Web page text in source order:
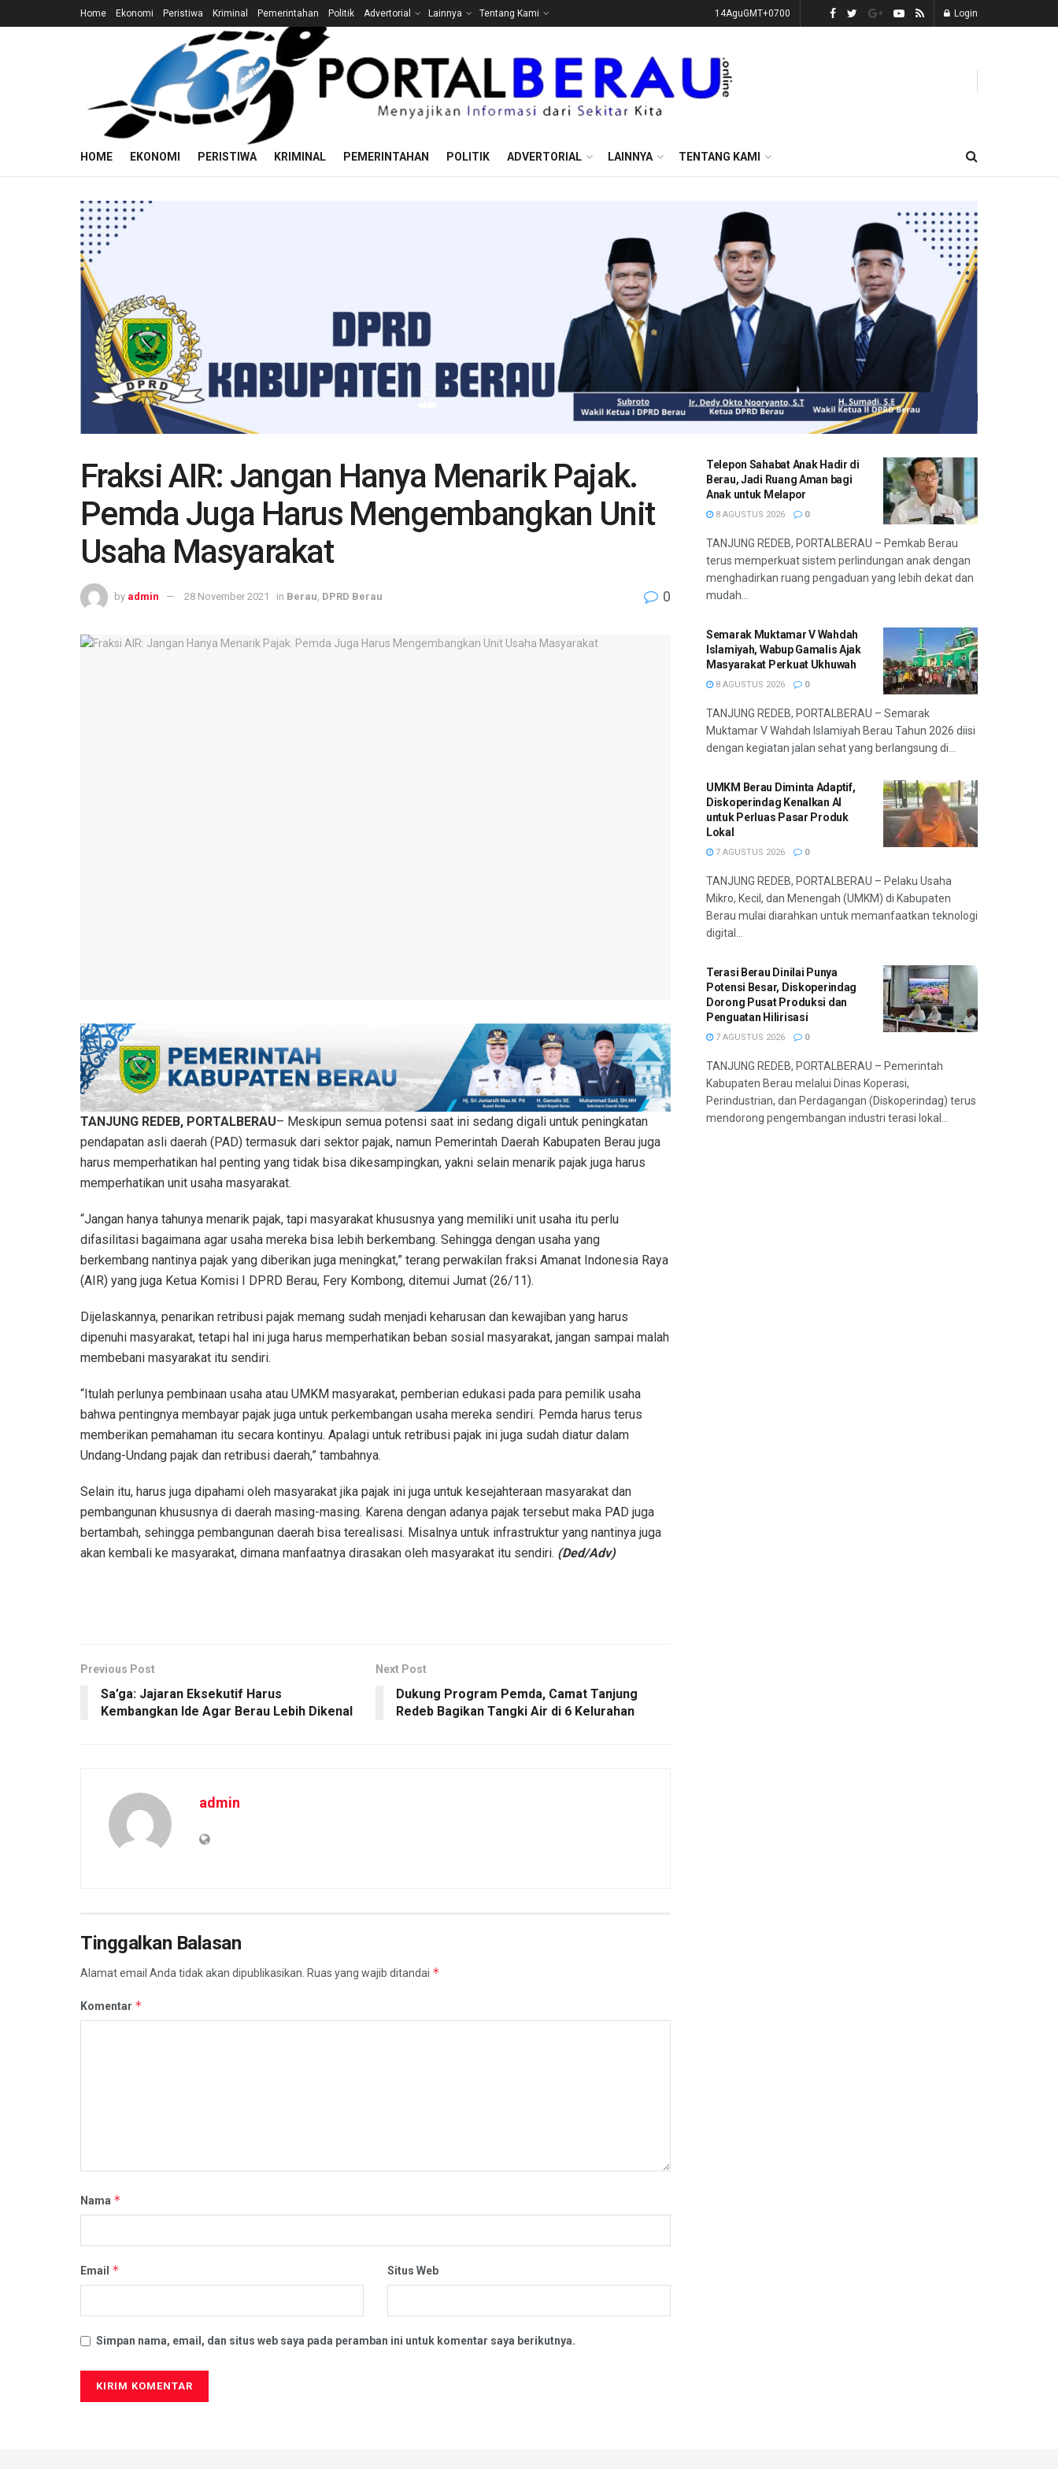
Home Ekonomi Peristiwa Kriminal Pemerintahan Politik Advertorial Lainnya Tentang Kami 14AguGMT+0700 Login
HOME EKONOMI PERISTIWA KRIMINAL PEMERINTAHAN POLITIK ADVERTORIAL LAINNYA TENTANG KAMI
Fraksi AIR: Jangan Hanya Menarik Pajak.
Pemda Juga Harus Mengembangkan Unit
Usaha Masyarakat
by admin 28 November 2021 in Berau, DPRD Berau 0
TANJUNG REDEB, PORTALBERAU– Meskipun semua potensi saat ini sedang digali untuk peningkatan
pendapatan asli daerah (PAD) termasuk dari sektor pajak, namun Pemerintah Daerah Kabupaten Berau juga
harus memperhatikan hal penting yang tidak bisa dikesampingkan, yakni selain menarik pajak juga harus
memperhatikan unit usaha masyarakat.
“Jangan hanya tahunya menarik pajak, tapi masyarakat khususnya yang memiliki unit usaha itu perlu
difasilitasi bagaimana agar usaha mereka bisa lebih berkembang. Sehingga dengan usaha yang
berkembang nantinya pajak yang diberikan juga meningkat,” terang perwakilan fraksi Amanat Indonesia Raya
(AIR) yang juga Ketua Komisi I DPRD Berau, Fery Kombong, ditemui Jumat (26/11).
Dijelaskannya, penarikan retribusi pajak memang sudah menjadi keharusan dan kewajiban yang harus
dipenuhi masyarakat, tetapi hal ini juga harus memperhatikan beban sosial masyarakat, jangan sampai malah
membebani masyarakat itu sendiri.
“Itulah perlunya pembinaan usaha atau UMKM masyarakat, pemberian edukasi pada para pemilik usaha
bahwa pentingnya membayar pajak juga untuk perkembangan usaha mereka sendiri. Pemda harus terus
memberikan pemahaman itu secara kontinyu. Apalagi untuk retribusi pajak ini juga sudah diatur dalam
Undang-Undang pajak dan retribusi daerah,” tambahnya.
Selain itu, harus juga dipahami oleh masyarakat jika pajak ini juga untuk kesejahteraan masyarakat dan
pembangunan khususnya di daerah masing-masing. Karena dengan adanya pajak tersebut maka PAD juga
bertambah, sehingga pembangunan daerah bisa terealisasi. Misalnya untuk infrastruktur yang nantinya juga
akan kembali ke masyarakat, dimana manfaatnya dirasakan oleh masyarakat itu sendiri. (Ded/Adv)
Previous Post
Sa’ga: Jajaran Eksekutif Harus
Kembangkan Ide Agar Berau Lebih Dikenal
Next Post
Dukung Program Pemda, Camat Tanjung
Redeb Bagikan Tangki Air di 6 Kelurahan
admin
Tinggalkan Balasan
Alamat email Anda tidak akan dipublikasikan. Ruas yang wajib ditandai *
Komentar *
Nama *
Email * Situs Web
Simpan nama, email, dan situs web saya pada peramban ini untuk komentar saya berikutnya.
Telepon Sahabat Anak Hadir di
Berau, Jadi Ruang Aman bagi
Anak untuk Melapor
8 AGUSTUS 2026 0
TANJUNG REDEB, PORTALBERAU – Pemkab Berau
terus memperkuat sistem perlindungan anak dengan
menghadirkan ruang pengaduan yang lebih dekat dan
mudah...
Semarak Muktamar V Wahdah
Islamiyah, Wabup Gamalis Ajak
Masyarakat Perkuat Ukhuwah
8 AGUSTUS 2026 0
TANJUNG REDEB, PORTALBERAU – Semarak
Muktamar V Wahdah Islamiyah Berau Tahun 2026 diisi
dengan kegiatan jalan sehat yang berlangsung di...
UMKM Berau Diminta Adaptif,
Diskoperindag Kenalkan AI
untuk Perluas Pasar Produk
Lokal
7 AGUSTUS 2026 0
TANJUNG REDEB, PORTALBERAU – Pelaku Usaha
Mikro, Kecil, dan Menengah (UMKM) di Kabupaten
Berau mulai diarahkan untuk memanfaatkan teknologi
digital...
Terasi Berau Dinilai Punya
Potensi Besar, Diskoperindag
Dorong Pusat Produksi dan
Penguatan Hilirisasi
7 AGUSTUS 2026 0
TANJUNG REDEB, PORTALBERAU – Pemerintah
Kabupaten Berau melalui Dinas Koperasi,
Perindustrian, dan Perdagangan (Diskoperindag) terus
mendorong pengembangan industri terasi lokal...